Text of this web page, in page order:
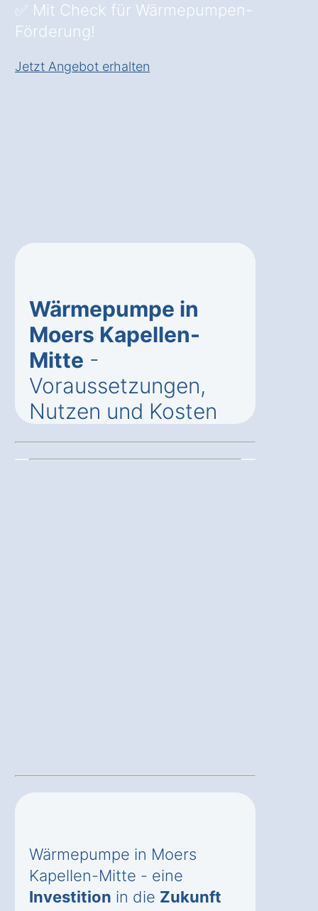
✅ Mit Check für Wärmepumpen-
Förderung!
Jetzt Angebot erhalten
Wärmepumpe in
Moers Kapellen-
Mitte -
Voraussetzungen,
Nutzen und Kosten
Wärmepumpe in Moers
Kapellen-Mitte - eine
Investition in die Zukunft